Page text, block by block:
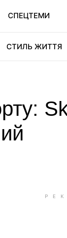
СПЕЦТЕМИ
СТИЛЬ ЖИТТЯ